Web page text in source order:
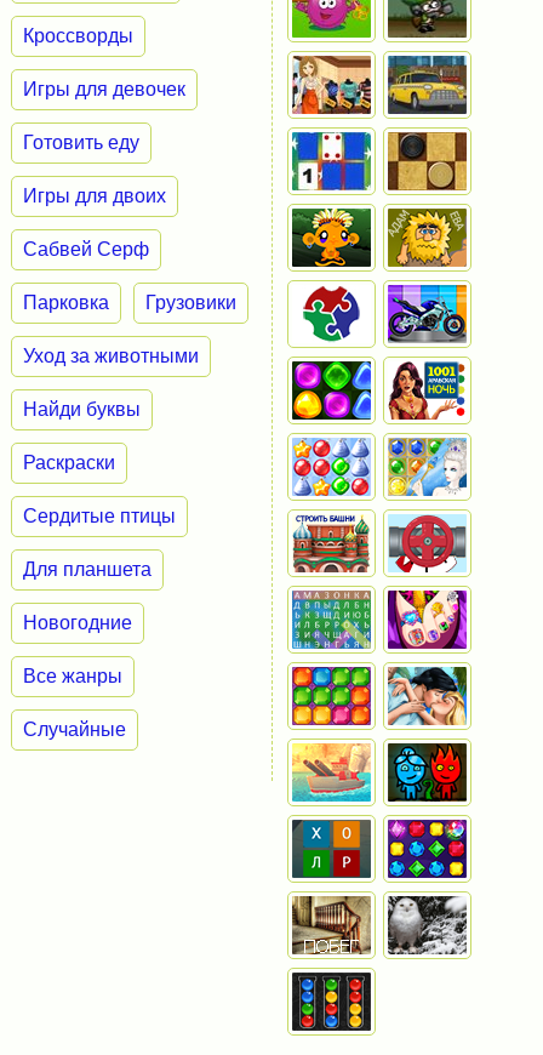
Кроссворды
Игры для девочек
Готовить еду
Игры для двоих
Сабвей Серф
Парковка Грузовики
Уход за животными
Найди буквы
Раскраски
Сердитые птицы
Для планшета
Новогодние
Все жанры
Случайные